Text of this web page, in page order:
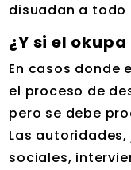
disuadan a todo
¿Y si el
En casos donde
el proceso de
pero se debe
Las
sociales,